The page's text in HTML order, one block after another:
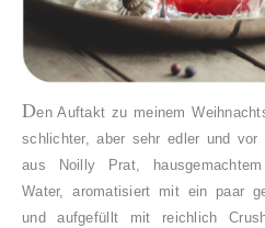
Den Auftakt zu meinem
schlichter, aber sehr edler und vor
aus Noilly Prat,
Water, aromatisiert mit ein paar
und aufgefüllt mit reichlich